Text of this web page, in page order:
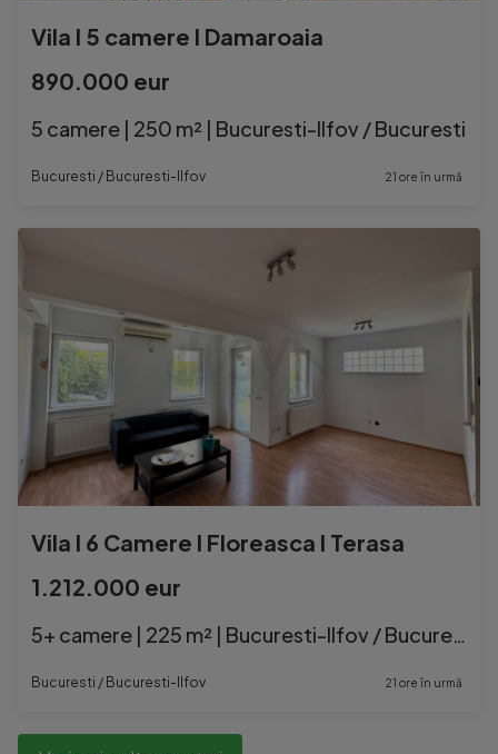
Vila l 5 camere l Damaroaia
890.000 eur
5 camere | 250 m² | Bucuresti-Ilfov / Bucuresti
Bucuresti / Bucuresti-Ilfov 21 ore în urmă
Vila l 6 Camere l Floreasca l Terasa
1.212.000 eur
5+ camere | 225 m² | Bucuresti-Ilfov / Bucuresti
Bucuresti / Bucuresti-Ilfov 21 ore în urmă